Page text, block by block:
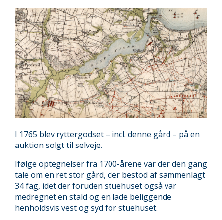
I 1765 blev ryttergodset – incl. denne gård – på en
auktion solgt til selveje.
Ifølge optegnelser fra 1700-årene var der den gang
tale om en ret stor gård, der bestod af sammenlagt
34 fag, idet der foruden stuehuset også var
medregnet en stald og en lade beliggende
henholdsvis vest og syd for stuehuset.